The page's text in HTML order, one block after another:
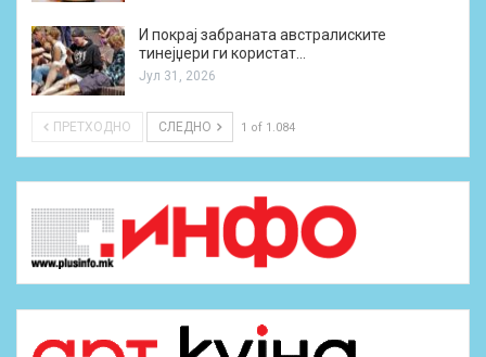
И покрај забраната австралиските
тинејџери ги користат…
Јул 31, 2026
ПРЕТХОДНО СЛЕДНО 1 of 1.084